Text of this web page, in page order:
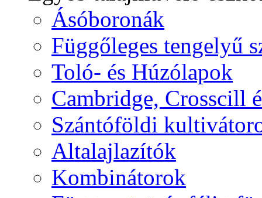
Ásóboronák
Függőleges tengelyű
Toló- és Húzólapok
Cambridge, Crosscill
Szántóföldi
Altalajlazítók
Kombinátorok